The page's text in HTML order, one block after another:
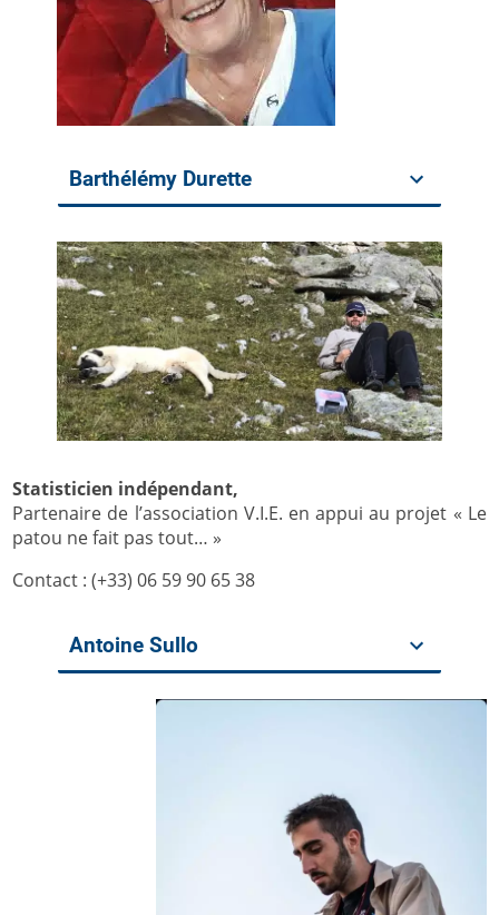
Barthélémy Durette
Statisticien indépendant,
Partenaire de l’association V.I.E. en appui au projet « Le
patou ne fait pas tout… »
Contact : (+33) 06 59 90 65 38
Antoine Sullo